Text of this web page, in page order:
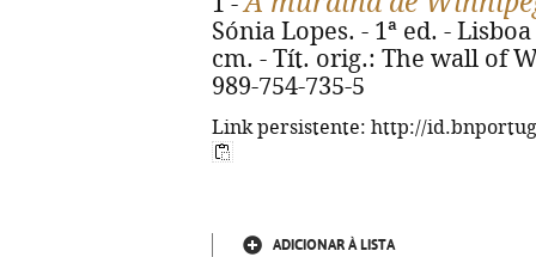
Sónia Lopes. - 1ª ed. -
cm. - Tít. orig.: The wall of
989-754-735-5
Link persistente: http://
ADICIONAR À LISTA